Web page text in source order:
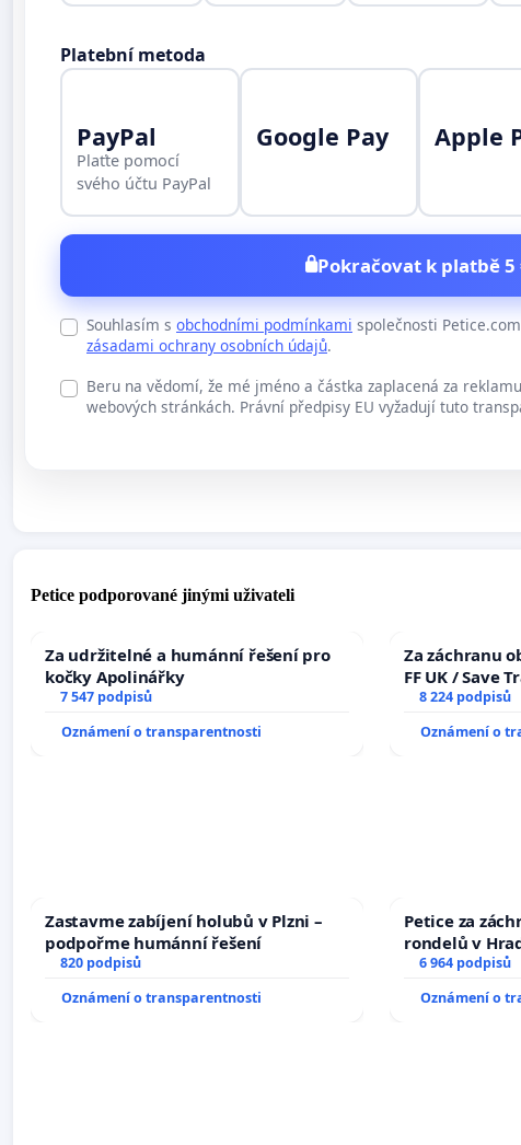
Platební metoda
PayPal
Plaťte pomocí
svého účtu PayPal
Google Pay Apple
Pokračovat k platbě 5
Souhlasím s obchodními podmínkami společnosti
zásadami ochrany osobních údajů.
Beru na vědomí, že mé jméno a částka zaplacená za
webových stránkách. Právní předpisy EU vyžadují tuto
Petice podporované jinými uživateli
Za udržitelné a humánní řešení pro
kočky Apolinářky
7 547 podpisů
Oznámení o transparentnosti
Za záchranu
FF UK / Save
the Faculty of
8 224 podpisů
Oznámení o
Zastavme zabíjení holubů v Plzni –
podpořme humánní řešení
820 podpisů
Oznámení o transparentnosti
Petice za
rondelů v
6 964 podpisů
Oznámení o